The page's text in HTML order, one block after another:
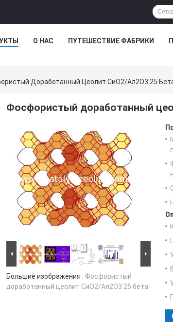
О НАС ПУТЕШЕСТВИЕ ФАБРИКИ
Доработанный Цеолит СиО2/Ал2О3 25
Фосфористый доработанный
Большие изображения : Фосфористый
доработанный цеолит СиО2/Ал2О3 25 бета